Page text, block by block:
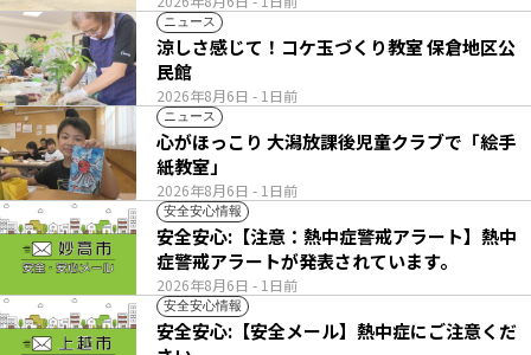
ニュース
2026年8月6日 - 1日前
涼しさ感じて！コケ玉づくり教室 保倉地区公
民館
ニュース
2026年8月6日 - 1日前
心がほっこり 大潟放課後児童クラブで「絵手
紙教室」
安全安心情報
2026年8月6日 - 1日前
安全安心:【注意：熱中症警戒アラート】熱中
症警戒アラートが発表されています。
安全安心情報
安全安心:【安全メール】熱中症にご注意くだ